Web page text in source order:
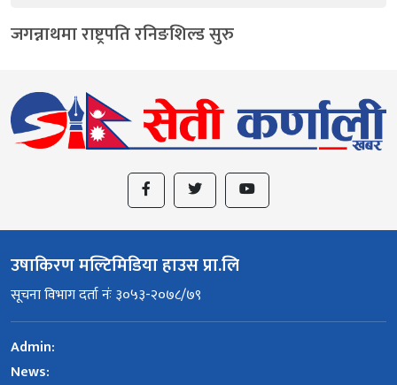
जगन्नाथमा राष्ट्रपति रनिङशिल्ड सुरु
उषाकिरण मल्टिमिडिया हाउस प्रा.लि
सूचना विभाग दर्ता नंः ३०५३-२०७८/७९
Admin:
News: